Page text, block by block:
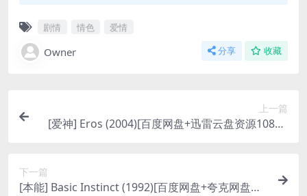
剧情 情色 爱情
Owner 分享 收藏
上一篇
[爱神] Eros (2004)[百度网盘+迅雷云盘资源1080P
下一篇
[本能] Basic Instinct (1992)[百度网盘+夸克网盘